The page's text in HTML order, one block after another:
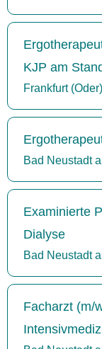
KJP am
Frankfurt (Oder)
Bad Neustadt
Examinierte
Dialyse
Bad Neustadt
Facharzt (m/